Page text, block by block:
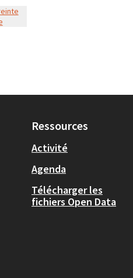
Ressources
Activité
Agenda
Télécharger les
fichiers Open Data